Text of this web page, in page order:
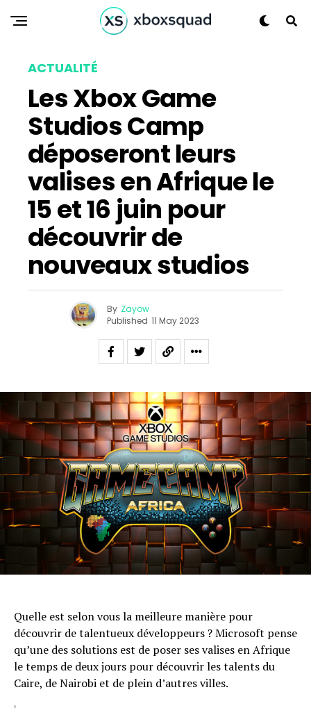
ACTUALITÉ
Les Xbox Game
Studios Camp
déposeront leurs
valises en Afrique le
15 et 16 juin pour
découvrir de
nouveaux studios
By Zayow
Published 11 May 2023
Quelle est selon vous la meilleure manière pour
découvrir de talentueux développeurs ? Microsoft pense
qu’une des solutions est de poser ses valises en Afrique
le temps de deux jours pour découvrir les talents du
Caire, de Nairobi et de plein d’autres villes.
Flipboard
Whatsapp
Email